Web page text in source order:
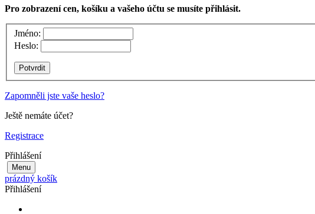
Pro zobrazení cen, košíku a vašeho účtu se musíte přihlásit.
Jméno:
Heslo:
Zapomněli jste vaše heslo?
Ještě nemáte účet?
Registrace
Přihlášení
Menu
prázdný košík
Přihlášení